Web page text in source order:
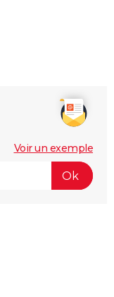
Voir un exemple